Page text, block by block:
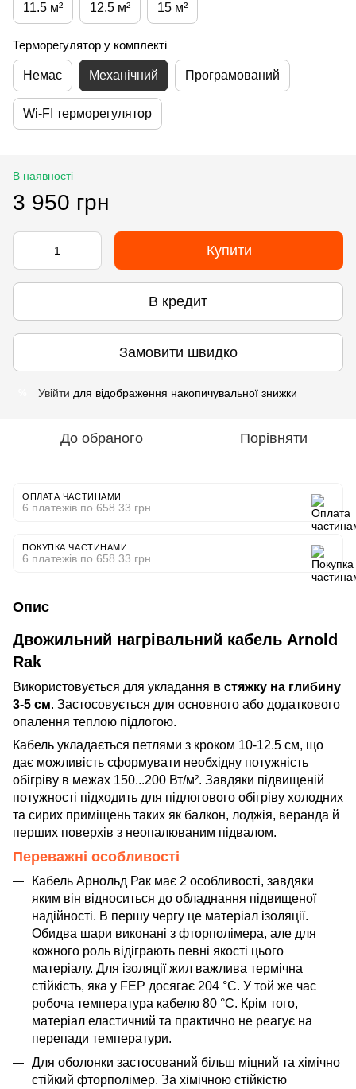
11.5 м² 12.5 м² 15 м²
Терморегулятор у комплекті
Немає Механічний Програмований
Wi-FI терморегулятор
В наявності
3 950 грн
Купити
В кредит
Замовити швидко
Увійти для відображення накопичувальної знижки
До обраного Порівняти
ОПЛАТА ЧАСТИНАМИ
6 платежів по 658.33 грн
ПОКУПКА ЧАСТИНАМИ
6 платежів по 658.33 грн
Опис
Двожильний нагрівальний кабель Arnold
Rak
Використовується для укладання в стяжку на глибину
3-5 см. Застосовується для основного або додаткового
опалення теплою підлогою.
Кабель укладається петлями з кроком 10-12.5 см, що
дає можливість сформувати необхідну потужність
обігріву в межах 150...200 Вт/м². Завдяки підвищеній
потужності підходить для підлогового обігріву холодних
та сирих приміщень таких як балкон, лоджія, веранда й
перших поверхів з неопалюваним підвалом.
Переважні особливості
Кабель Арнольд Рак має 2 особливості, завдяки
яким він відноситься до обладнання підвищеної
надійності. В першу чергу це матеріал ізоляції.
Обидва шари виконані з фторполімера, але для
кожного роль відіграють певні якості цього
матеріалу. Для ізоляції жил важлива термічна
стійкість, яка у FEP досягає 204 °C. У той же час
робоча температура кабелю 80 °C. Крім того,
матеріал еластичний та практично не реагує на
перепади температури.
Для оболонки застосований більш міцний та хімічно
стійкий фторполімер. За хімічною стійкістю